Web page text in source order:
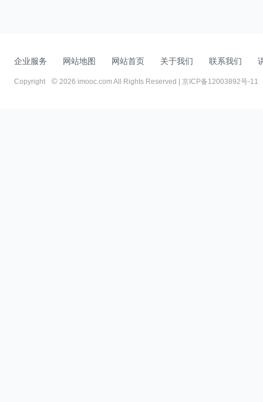
企业服务 网站地图 网站首页 关于我们 联系我们
Copyright 2026 imooc.com All Rights Reserved | 京ICP备12003892号-11